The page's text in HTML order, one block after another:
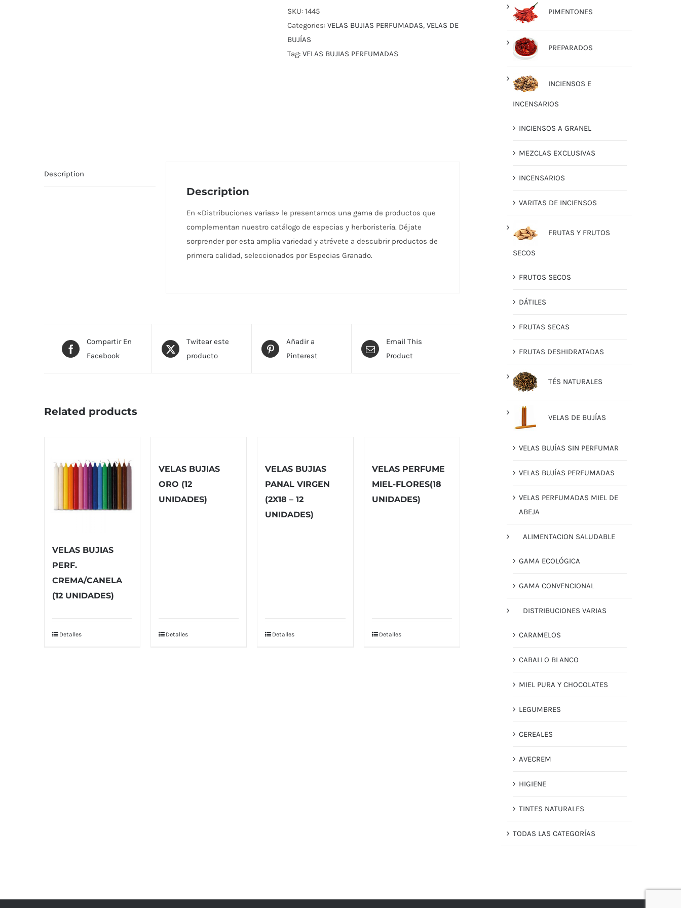
SKU: 1445
Categories: VELAS BUJIAS PERFUMADAS, VELAS DE
BUJÍAS
Tag: VELAS BUJIAS PERFUMADAS
Description
Description
En «Distribuciones varias» le presentamos una gama de productos que
complementan nuestro catálogo de especias y herboristería. Déjate
sorprender por esta amplia variedad y atrévete a descubrir productos de
primera calidad, seleccionados por Especias Granado.
Compartir En
Facebook
Twitear este
producto
Añadir a
Pinterest
Email This
Product
Related products
VELAS BUJIAS
PERF.
CREMA/CANELA
(12 UNIDADES)
Detalles
VELAS BUJIAS
ORO (12
UNIDADES)
Detalles
VELAS BUJIAS
PANAL VIRGEN
(2X18 – 12
UNIDADES)
Detalles
VELAS PERFUME
MIEL-FLORES(18
UNIDADES)
Detalles
PIMENTONES
PREPARADOS
INCIENSOS E
INCENSARIOS
INCIENSOS A GRANEL
MEZCLAS EXCLUSIVAS
INCENSARIOS
VARITAS DE INCIENSOS
FRUTAS Y FRUTOS
SECOS
FRUTOS SECOS
DÁTILES
FRUTAS SECAS
FRUTAS DESHIDRATADAS
TÉS NATURALES
VELAS DE BUJÍAS
VELAS BUJÍAS SIN PERFUMAR
VELAS BUJÍAS PERFUMADAS
VELAS PERFUMADAS MIEL DE
ABEJA
ALIMENTACION SALUDABLE
GAMA ECOLÓGICA
GAMA CONVENCIONAL
DISTRIBUCIONES VARIAS
CARAMELOS
CABALLO BLANCO
MIEL PURA Y CHOCOLATES
LEGUMBRES
CEREALES
AVECREM
HIGIENE
TINTES NATURALES
TODAS LAS CATEGORÍAS